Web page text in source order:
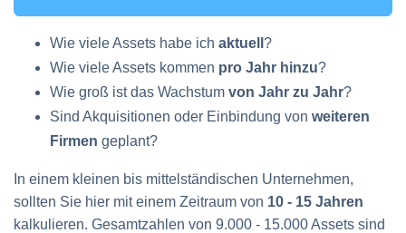
Wie viele Assets habe ich aktuell ?
Wie viele Assets kommen pro Jahr hinzu?
Wie groß ist das Wachstum von Jahr zu Jahr?
Sind Akquisitionen oder Einbindung von weiteren
Firmen geplant?
In einem kleinen bis mittelständischen Unternehmen,
sollten Sie hier mit einem Zeitraum von 10 - 15 Jahren
kalkulieren. Gesamtzahlen von 9.000 - 15.000 Assets sind